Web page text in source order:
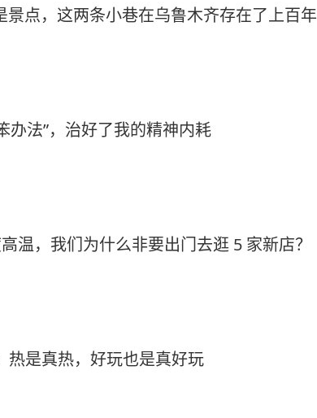
景点，这两条小巷在乌鲁木齐存在了上百年
办法”，治好了我的精神内耗
温，我们为什么非要出门去逛 5 家新店？
热是真热，好玩也是真好玩